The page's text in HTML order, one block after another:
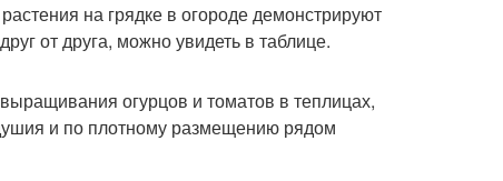
на грядке в огороде демонстрируют
от друга, можно увидеть в таблице.
огурцов и томатов в теплицах,
и по плотному размещению рядом